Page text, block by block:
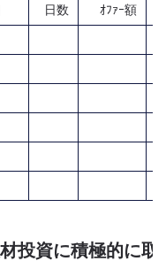
日数 ｵﾌｧｰ額
投資に積極的に